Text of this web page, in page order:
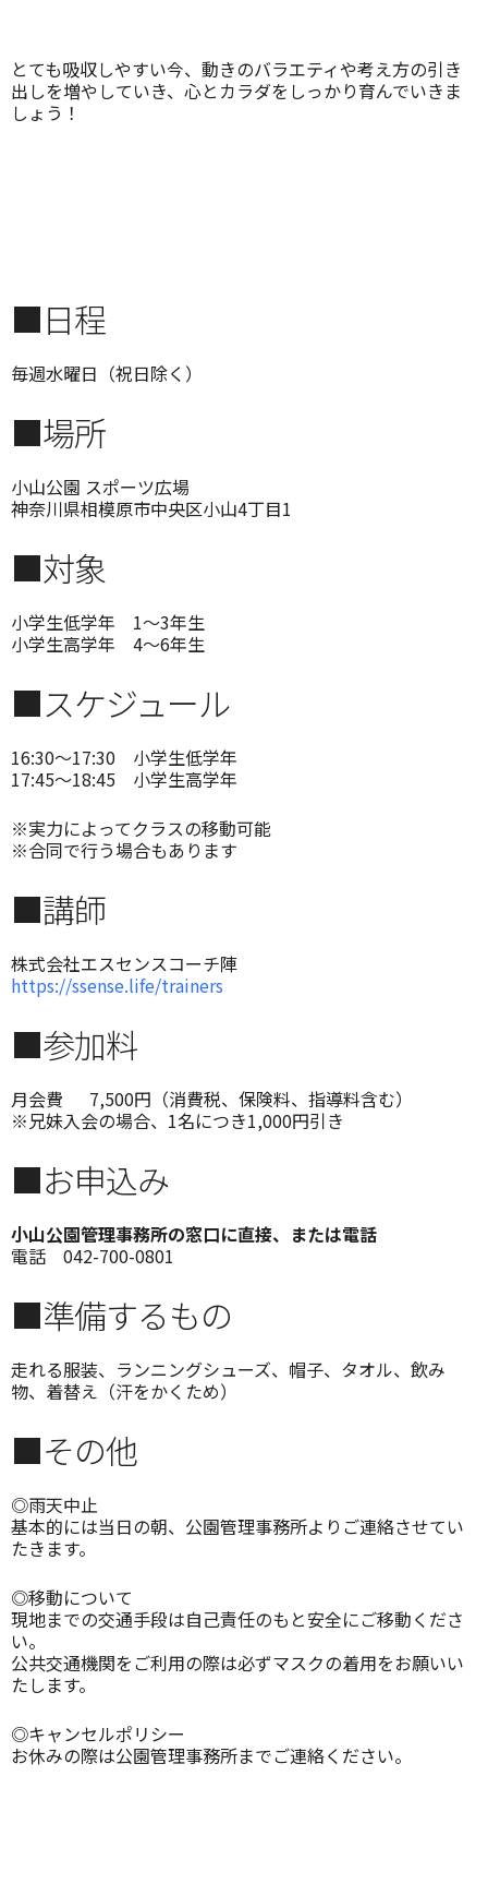
とても吸収しやすい今、動きのバラエティや考え方の引き
出しを増やしていき、心とカラダをしっかり育んでいきま
しょう！
■日程
毎週水曜日（祝日除く）
■場所
小山公園 スポーツ広場
神奈川県相模原市中央区小山4丁目1
■対象
小学生低学年 1～3年生
小学生高学年 4～6年生
■スケジュール
16:30～17:30 小学生低学年
17:45～18:45 小学生高学年
※実力によってクラスの移動可能
※合同で行う場合もあります
■講師
株式会社エスセンスコーチ陣
https://ssense.life/trainers
■参加料
月会費 7,500円（消費税、保険料、指導料含む）
※兄妹入会の場合、1名につき1,000円引き
■お申込み
小山公園管理事務所の窓口に直接、または電話
電話 042-700-0801
■準備するもの
走れる服装、ランニングシューズ、帽子、タオル、飲み
物、着替え（汗をかくため）
■その他
◎雨天中止
基本的には当日の朝、公園管理事務所よりご連絡させてい
たきます。
◎移動について
現地までの交通手段は自己責任のもと安全にご移動くださ
い。
公共交通機関をご利用の際は必ずマスクの着用をお願いい
たします。
◎キャンセルポリシー
お休みの際は公園管理事務所までご連絡ください。